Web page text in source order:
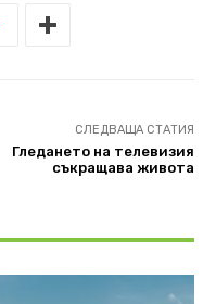
СЛЕДВАЩА СТАТИЯ
Гледането на телевизия
съкращава живота